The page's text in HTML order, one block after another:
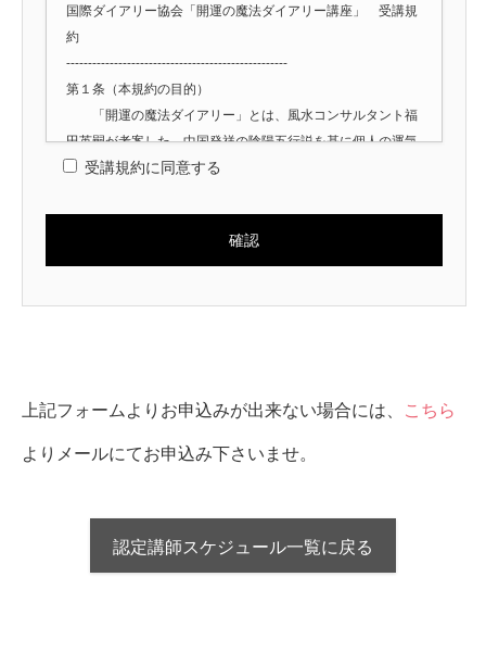
国際ダイアリー協会「開運の魔法ダイアリー講座」 受講規
約
---------------------------------------------------
第１条（本規約の目的）
「開運の魔法ダイアリー」とは、風水コンサルタント福
田英嗣が考案した、中国発祥の陰陽五行説を基に個人の運気
の吉凶をバイオリズム化したカレンダー（暦）であり、本規
める国際ダイアリー協会（以下、「当協会」という。）が主
催する講座及び当協会が認定する講師（以下、「認定講師」
という。）が開催する講座（以下、併せて「本講座」とい
（２）「開運の魔法ダイアリー」認定講師育成講座
鑑定士講座は、当協会本部（代表及び副代表）及び認定講師
３ 鑑定士講座の修了者で、当協会に加入し会員とならない
受講規約に同意する
上記フォームよりお申込みが出来ない場合には、 こちら
よりメールにてお申込み下さいませ。
認定講師スケジュール一覧に戻る